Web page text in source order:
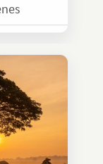
algo
por
algo